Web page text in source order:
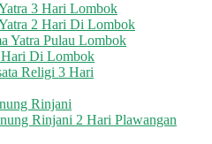
3 Hari Lombok
2 Hari Di Lombok
Yatra Pulau Lombok
Hari Di Lombok
Religi 3 Hari
Rinjani
Rinjani 2 Hari Plawangan